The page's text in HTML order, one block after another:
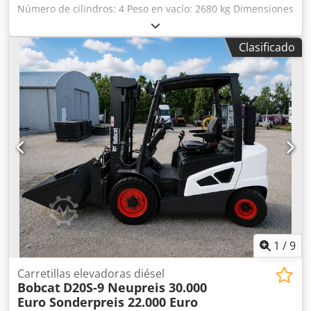
Número de cilindros: 4 Peso en vacío: 2680 kg Dimensiones
(largo x ancho x alto): 337 x 172 x 197 cm Sistema de
cambio rápido: sí Peso propio: 2680 kg Dimensiones de
transporte: 3378 x 1727 x 1972 mm Marca y modelo del
motor: Kubota V2403 Potencia: 36,5 kW / 48,9 CV Cilindros:
4 Dkedpfx Aezrv Ulefmsr Tamaño de los neumáticos:
ruedas delanteras y traseras: 30x10-16 Ancho de la pala:
1730 mm Equipamiento: sistema de cambio rápido
mecánico Función adicional: Sin certificación ni registro CE
Sin documentación
Clasificado
1 /9
Carretillas elevadoras diésel
Bobcat D20S-9 Neupreis 30.000
Euro Sonderpreis 22.000 Euro